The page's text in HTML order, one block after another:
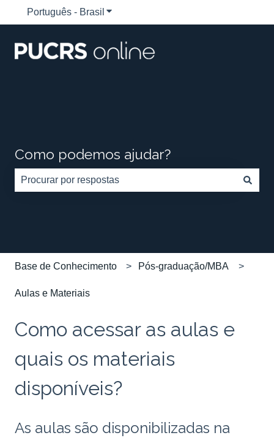
Português - Brasil Mostrar submenu para traduções
Como podemos ajudar?
Base de Conhecimento Pós-graduação/MBA
Aulas e Materiais
Como acessar as aulas e
quais os materiais
disponíveis?
As aulas são disponibilizadas na